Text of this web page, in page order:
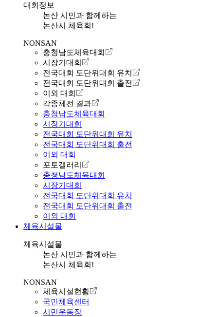
대회정보
논산 시민과 함께하는
논산시 체육회!
NONSAN
충청남도체육대회
시장기대회
전국대회 도단위대회 유치
전국대회 도단위대회 출전
이외 대회
각종체전 결과
충청남도체육대회
시장기대회
전국대회 도단위대회 유치
전국대회 도단위대회 출전
이외 대회
포토갤러리
충청남도체육대회
시장기대회
전국대회 도단위대회 유치
전국대회 도단위대회 출전
이외 대회
체육시설물
체육시설물
논산 시민과 함께하는
논산시 체육회!
NONSAN
체육시설현황
국민체육센터
시민운동장